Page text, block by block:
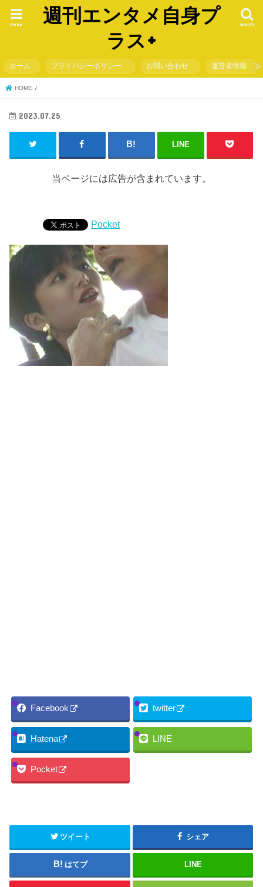
週刊エンタメ自身プ
ラス+
search
menu
ホーム プライバシーポリシー お問い合わせ 運営者情報
HOME
2023.07.25
LINE
当ページには広告が含まれています。
Pocket
Facebook twitter
Hatena LINE
Pocket
ツイート シェア
はてブ LINE